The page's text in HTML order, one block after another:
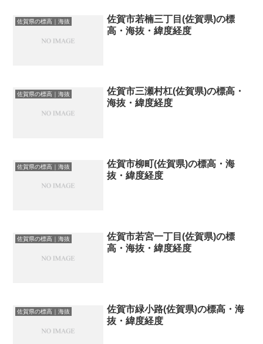
佐賀県の標高｜海抜
佐賀市若楠三丁目(佐賀県)の標
高・海抜・緯度経度
佐賀県の標高｜海抜
佐賀市三瀬村杠(佐賀県)の標高・
海抜・緯度経度
佐賀県の標高｜海抜
佐賀市柳町(佐賀県)の標高・海
抜・緯度経度
佐賀県の標高｜海抜
佐賀市若宮一丁目(佐賀県)の標
高・海抜・緯度経度
佐賀県の標高｜海抜
佐賀市緑小路(佐賀県)の標高・海
抜・緯度経度